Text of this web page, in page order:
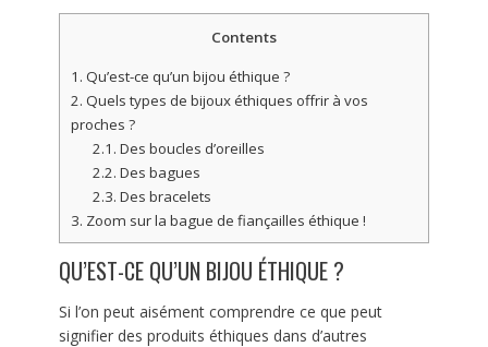
Contents
1. Qu’est-ce qu’un bijou éthique ?
2. Quels types de bijoux éthiques offrir à vos
proches ?
2.1. Des boucles d’oreilles
2.2. Des bagues
2.3. Des bracelets
3. Zoom sur la bague de fiançailles éthique !
QU’EST-CE QU’UN BIJOU ÉTHIQUE ?
Si l’on peut aisément comprendre ce que peut
signifier des produits éthiques dans d’autres